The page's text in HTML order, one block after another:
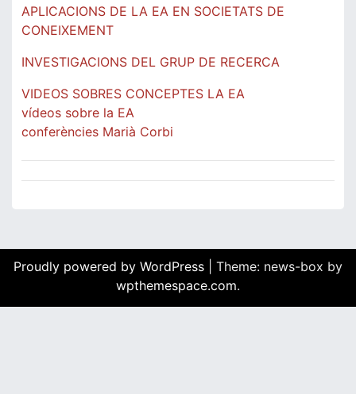
APLICACIONS DE LA EA EN SOCIETATS DE
CONEIXEMENT
INVESTIGACIONS DEL GRUP DE RECERCA
VIDEOS SOBRES CONCEPTES LA EA
vídeos sobre la EA
conferències Marià Corbi
Proudly powered by WordPress
Theme: news-box by
wpthemespace.com.